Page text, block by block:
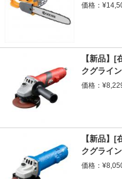
価格：
【新品】
クグライ
価格：
【新品】
クグライ
価格：